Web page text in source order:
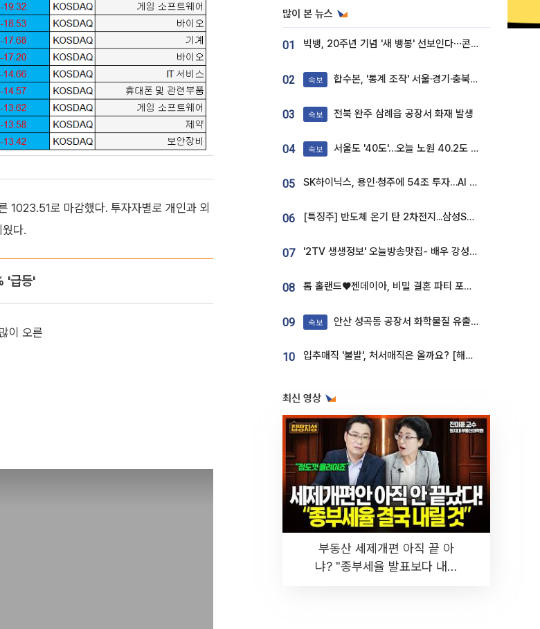
로 마감했다. 투자자별로 개인과 외
다.
'급등'
이 오른
많이 본 뉴스
01 빅뱅, 20주년 기념 '새 뱅봉' 선보인다⋯콘서트 앞두고 팝업 개최
02 속보 합수본, '통계 조작' 서울·경기·충북 선관위 등 추가 압수수색
03 속보 전북 완주 삼례읍 공장서 화재 발생
04 속보 서울도 '40도'…오늘 노원 40.2도 기록
05 SK하이닉스, 용인·청주에 54조 투자…AI 메모리 생산기지 키운다
06 [특징주] 반도체 온기 탄 2차전지...삼성SDI, 장 초반 7% 넘게 껑충
07 '2TV 생생정보' 오늘방송맛집- 배우 강성진 단골! 쌀국수ㆍ푸팟퐁 커리 맛집 '블○○○'
08 톰 홀랜드♥젠데이아, 비밀 결혼 파티 포착⋯호텔 대관비만 9억
09 속보 안산 성곡동 공장서 화학물질 유출 사고 발생
10 입추매직 '불발', 처서매직은 올까요? [해시태그]
최신 영상
부동산 세제개편 아직 끝 아
냐? "종부세율 발표보다 내릴